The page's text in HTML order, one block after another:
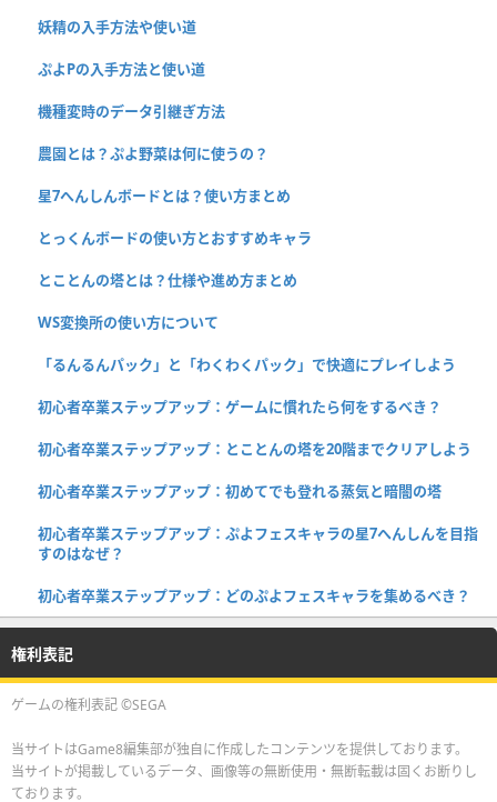
妖精の入手方法や使い道
ぷよPの入手方法と使い道
機種変時のデータ引継ぎ方法
農園とは？ぷよ野菜は何に使うの？
星7へんしんボードとは？使い方まとめ
とっくんボードの使い方とおすすめキャラ
とことんの塔とは？仕様や進め方まとめ
WS変換所の使い方について
「るんるんパック」と「わくわくパック」で快適にプレイしよう
初心者卒業ステップアップ：ゲームに慣れたら何をするべき？
初心者卒業ステップアップ：とことんの塔を20階までクリアしよう
初心者卒業ステップアップ：初めてでも登れる蒸気と暗闇の塔
初心者卒業ステップアップ：ぷよフェスキャラの星7へんしんを目指
すのはなぜ？
初心者卒業ステップアップ：どのぷよフェスキャラを集めるべき？
権利表記
ゲームの権利表記 ©SEGA
当サイトはGame8編集部が独自に作成したコンテンツを提供しております。
当サイトが掲載しているデータ、画像等の無断使用・無断転載は固くお断りし
ております。